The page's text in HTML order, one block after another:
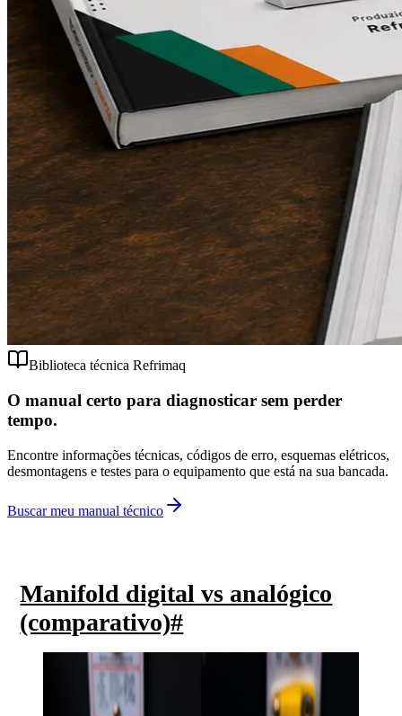
Biblioteca técnica Refrimaq
O manual certo para diagnosticar sem perder
tempo.
Encontre informações técnicas, códigos de erro, esquemas elétricos,
desmontagens e testes para o equipamento que está na sua bancada.
Buscar meu manual técnico
Manifold digital vs analógico
(comparativo)#